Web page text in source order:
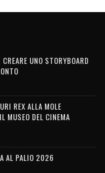
UNO STORYBOARD
REX ALLA MOLE
MUSEO DEL CINEMA
AL PALIO 2026